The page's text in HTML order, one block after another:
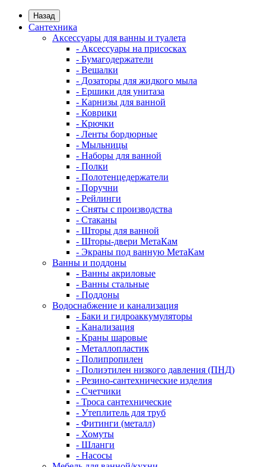
Назад
Сантехника
Аксессуары для ванны и туалета
- Аксессуары на присосках
- Бумагодержатели
- Вешалки
- Дозаторы для жидкого мыла
- Ершики для унитаза
- Карнизы для ванной
- Коврики
- Крючки
- Ленты бордюрные
- Мыльницы
- Наборы для ванной
- Полки
- Полотенцедержатели
- Поручни
- Рейлинги
- Сняты с производства
- Стаканы
- Шторы для ванной
- Шторы-двери МетаКам
- Экраны под ванную МетаКам
Ванны и поддоны
- Ванны акриловые
- Ванны стальные
- Поддоны
Водоснабжение и канализация
- Баки и гидроаккумуляторы
- Канализация
- Краны шаровые
- Металлопластик
- Полипропилен
- Полиэтилен низкого давления (ПНД)
- Резино-сантехнические изделия
- Счетчики
- Троса сантехнические
- Утеплитель для труб
- Фитинги (металл)
- Хомуты
- Шланги
- Насосы